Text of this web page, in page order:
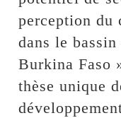
perception du
dans le
Burkina Faso
thèse unique